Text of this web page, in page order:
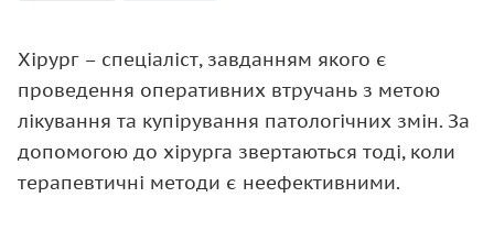
Хірург – спеціаліст, завданням якого є
проведення оперативних втручань з метою
лікування та купірування патологічних змін. За
допомогою до хірурга звертаються тоді, коли
терапевтичні методи є неефективними.